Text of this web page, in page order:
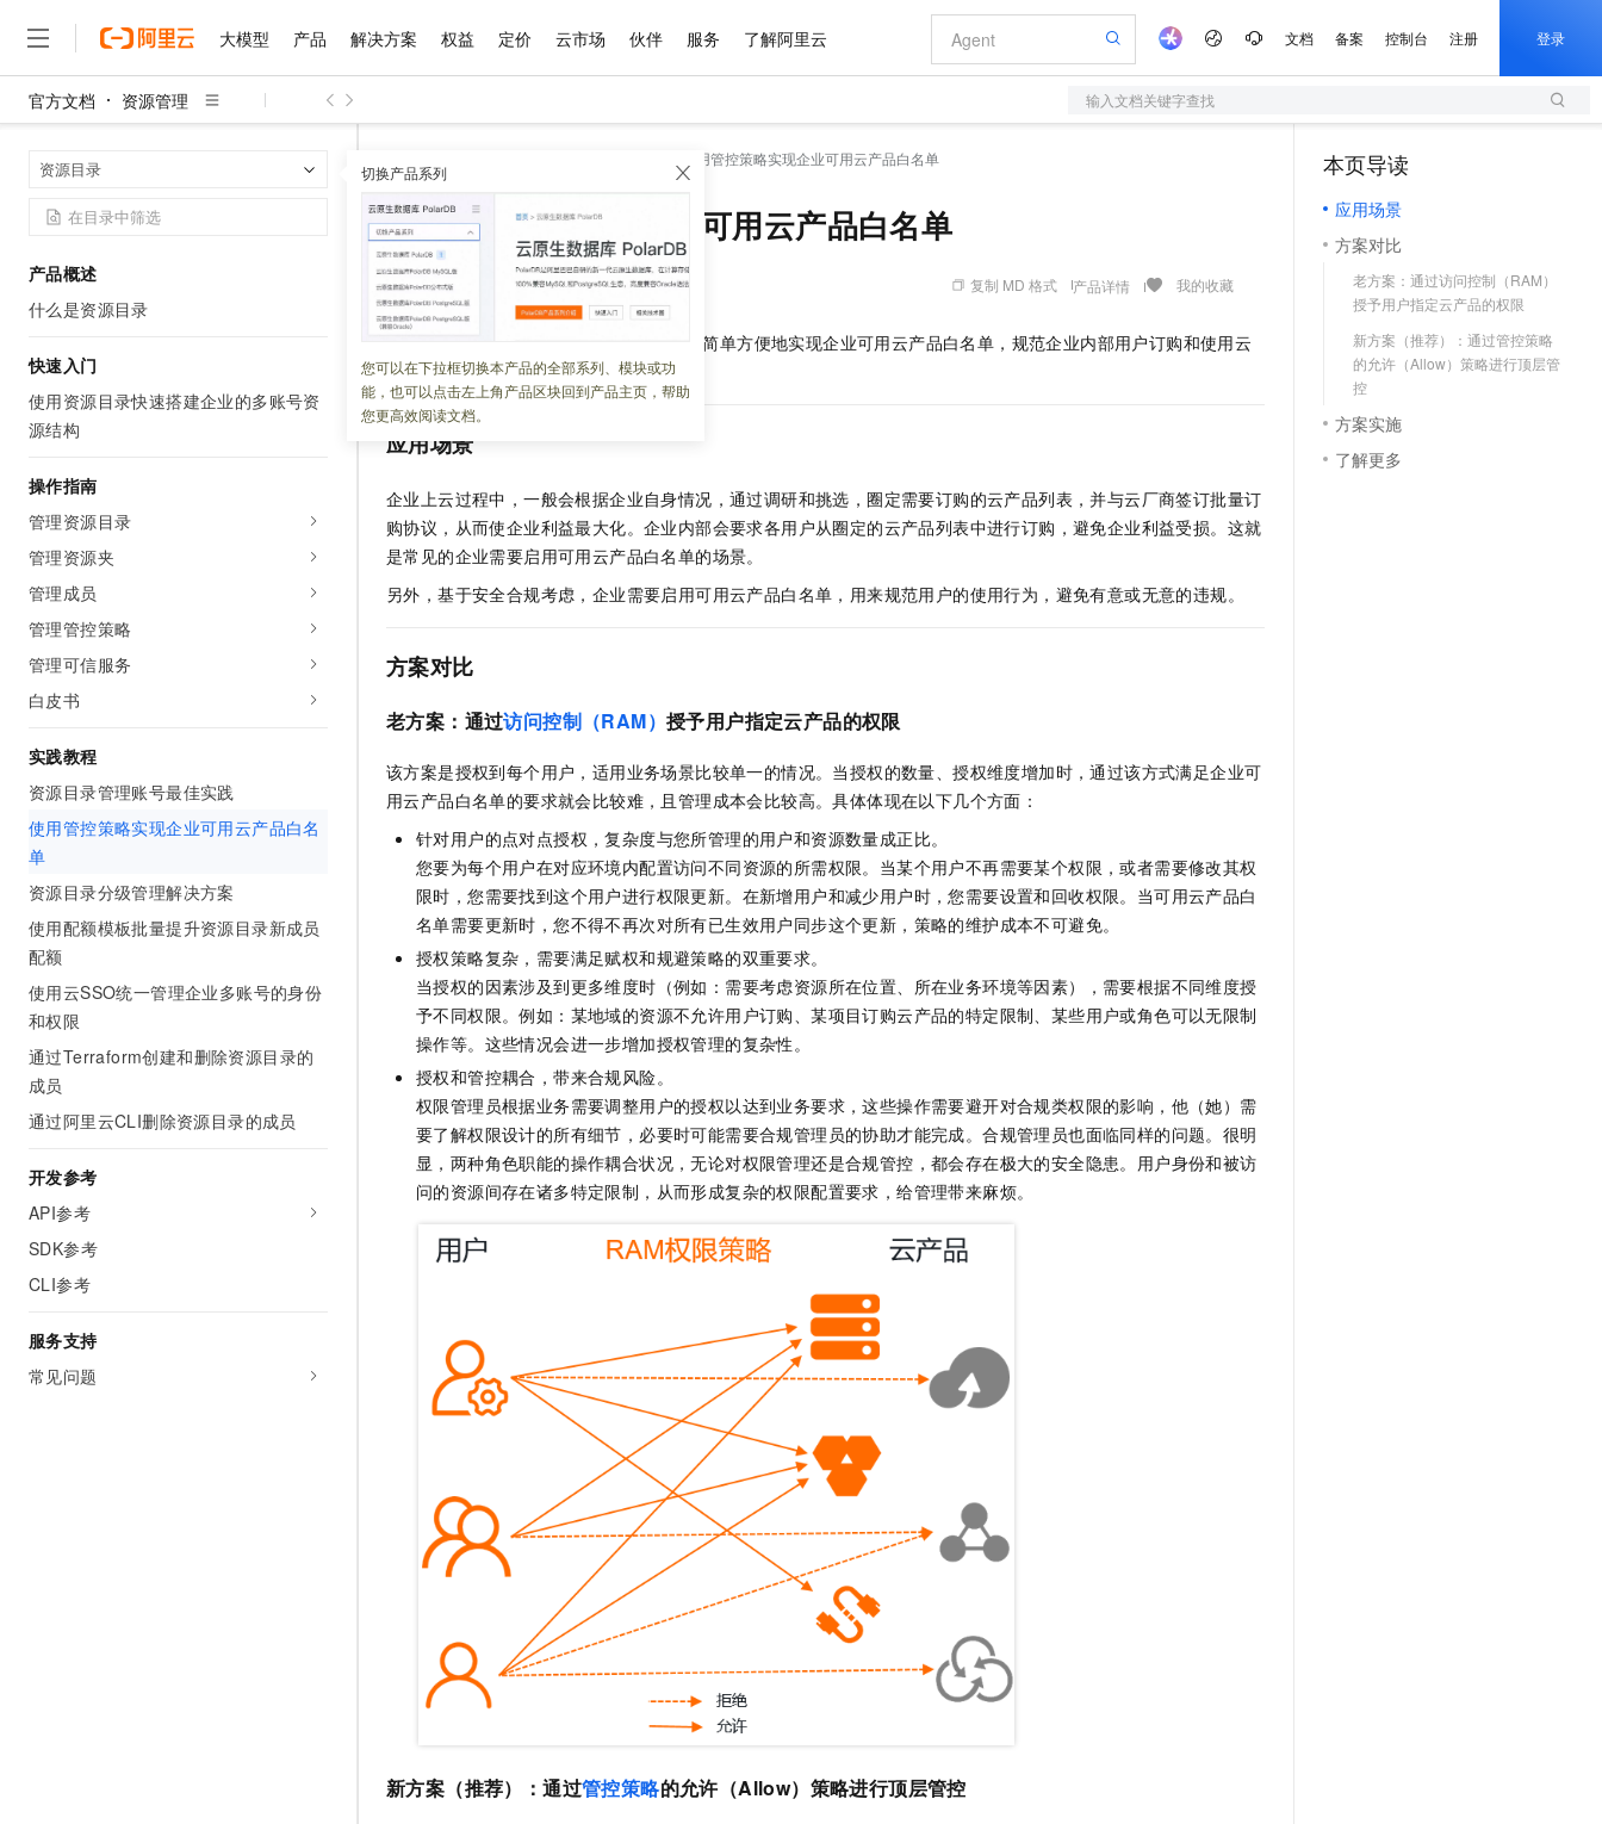
大模型 产品 解决方案 权益 定价 云市场 伙伴 服务 了解阿里云 文档 备案 控制台 注册 登录
官方文档 资源管理 输入文档关键字查找
资源目录 切换产品系列
您可以在下拉框切换本产品的全部系列、模块或功
能，也可以点击左上角产品区块回到产品主页，帮助
您更高效阅读文档。
产品概述
什么是资源目录
快速入门
使用资源目录快速搭建企业的多账号资
源结构
操作指南
管理资源目录
管理资源夹
管理成员
管理管控策略
管理可信服务
白皮书
实践教程
资源目录管理账号最佳实践
使用管控策略实现企业可用云产品白名
单
资源目录分级管理解决方案
使用配额模板批量提升资源目录新成员
配额
使用云SSO统一管理企业多账号的身份
和权限
通过Terraform创建和删除资源目录的
成员
通过阿里云CLI删除资源目录的成员
开发参考
API参考
SDK参考
CLI参考
服务支持
常见问题
使用管控策略实现企业可用云产品白名单
使用管控策略实现企业可用云产品白名单
更新时间： 2025-10-21 12:59:38 复制 MD 格式 产品详情 我的收藏
使用管控策略的允许（Allow）效果，可以简单方便地实现企业可用云产品白名单，规范企业内部用户订购和使用云
产品的行为。
应用场景
企业上云过程中，一般会根据企业自身情况，通过调研和挑选，圈定需要订购的云产品列表，并与云厂商签订批量订
购协议，从而使企业利益最大化。企业内部会要求各用户从圈定的云产品列表中进行订购，避免企业利益受损。这就
是常见的企业需要启用可用云产品白名单的场景。
另外，基于安全合规考虑，企业需要启用可用云产品白名单，用来规范用户的使用行为，避免有意或无意的违规。
方案对比
老方案：通过访问控制（RAM）授予用户指定云产品的权限
该方案是授权到每个用户，适用业务场景比较单一的情况。当授权的数量、授权维度增加时，通过该方式满足企业可
用云产品白名单的要求就会比较难，且管理成本会比较高。具体体现在以下几个方面：
针对用户的点对点授权，复杂度与您所管理的用户和资源数量成正比。
您要为每个用户在对应环境内配置访问不同资源的所需权限。当某个用户不再需要某个权限，或者需要修改其权
限时，您需要找到这个用户进行权限更新。在新增用户和减少用户时，您需要设置和回收权限。当可用云产品白
名单需要更新时，您不得不再次对所有已生效用户同步这个更新，策略的维护成本不可避免。
授权策略复杂，需要满足赋权和规避策略的双重要求。
当授权的因素涉及到更多维度时（例如：需要考虑资源所在位置、所在业务环境等因素），需要根据不同维度授
予不同权限。例如：某地域的资源不允许用户订购、某项目订购云产品的特定限制、某些用户或角色可以无限制
操作等。这些情况会进一步增加授权管理的复杂性。
授权和管控耦合，带来合规风险。
权限管理员根据业务需要调整用户的授权以达到业务要求，这些操作需要避开对合规类权限的影响，他（她）需
要了解权限设计的所有细节，必要时可能需要合规管理员的协助才能完成。合规管理员也面临同样的问题。很明
显，两种角色职能的操作耦合状况，无论对权限管理还是合规管控，都会存在极大的安全隐患。用户身份和被访
问的资源间存在诸多特定限制，从而形成复杂的权限配置要求，给管理带来麻烦。
新方案（推荐）：通过管控策略的允许（Allow）策略进行顶层管控
本页导读
应用场景
方案对比
老方案：通过访问控制（RAM）
授予用户指定云产品的权限
新方案（推荐）：通过管控策略
的允许（Allow）策略进行顶层管
控
方案实施
了解更多
大模型
大模型
文本生成
Qwen3.8-Max HOT
智能体时代全能旗舰模型
Qwen3.7-Plus
Qwen3-VL-Plus
视觉 Coding、空间感知、多模态思考等全面升级
Kimi 最新旗舰模型，长程编程与推理利器
GLM-5.2
1M上下文，专为长程任务能力而生
Wan2.7-T2V
文戏情感细腻自然，动作戏激烈拳拳到肉，实现更强表演能力
语音识别与合成
Qwen3-TTS-Flash
个人版上线、团队版降价；千问3.8-Max首发发尝鲜
千问AI平台-模型体验
在线体验全尺寸、多种模态的模型效果
Happy 系列大模型
新一代 AI 视频生成模型，深度适配广告营销等场景
丰富多元化的应用模版和解决方案
大模型服务平台百炼-智能体
灵活可视化地构建企业级 Agent
人工智能平台 PAI
AI Native 的算法工程平台，一站式完成建模、训练、推理服务部署
万有无界
云端极速 AI 应用创作平台
大模型解决方案
快速部署 Dify，高效搭建 AI 应用
依托云原生高可用架构,实现Dify私有化部署
10 分钟在聊天系统中增加一个 AI 助手
在企业官网、通讯软件中为客户提供 AI 客服
10分钟微调：让0.6B模型媲美235B模型
多种方案随心选，轻松解锁专属 DeepSeek
多模态数据信息提取
通过自然语言交互简化开发流程,全栈开发支持
产品
精选产品
人工智能与机器学习
计算
容器
网络与CDN
安全
中间件
数据库
大数据计算
媒体服务
企业服务与云通信
终端用户计算
Serverless
开发工具
迁移与运维管理
专有云
精选产品
大模型服务平台百炼
大模型服务与应用平台
千问大模型
多元化、高性能、安全可靠的大模型服务
无影云电脑
随时随地安全接入的云上超级电脑
云解析DNS
面向分析的企业级SaaS模式云数据仓库
域名与网站
提供智能易用的域名与建站服务
对象存储 OSS
人工智能平台 PAI 大模型
一站式AI开发、训练和推理服务
Qoder CN
提供一站式管理容器应用的 K8s 服务
全托管，含MySQL、PostgreSQL、SQL Server、MariaDB多引擎
Qoder
面向真实软件的智能体编程平台
云原生的云上边界网络安全防护产品
轻量应用服务器
数字证书管理服务（原SSL证书）
实现全站HTTPS，呈现可信的WEB访问
国内短信简单易用，安全可靠，秒级触达，全球覆盖200+国家和地区。
解决方案
精选解决方案
AI
互联网应用开发
大数据
安全
网络
可观测
上云与迁云
企业出海
政企业务
精选解决方案
千问办公，解锁你的工作新方式
企业级Agent产品，直接交付可用成果
Agency Agents：拥有专属领域专家
多领域专家智能体,一键组建 AI 虚拟交付团队
HappyHorse 打造一站式影视创作平台
快速拥有专属 OpenClaw
睿译宝，AI翻译排版一步到位
上传文档即自动完成翻译和格式还原
GLM-5.2：长任务时代开源旗舰模型
Hermes Agent，打造自进化智能体
自主进化，持久记忆，越用越聪明
Claude Code + GStack 打造工程团队
轻松解锁专属 DeepSeek-V4-Pro
5 分钟轻松部署专属 QwenPaw
从聊天伙伴进化为能主动干活的本地数字员工
一句话生成原生可编辑精美 PPT 文稿
输入一句话想法, 轻松生成专业的 PPT
一键部署幻兽帕鲁游戏服务器
一键购买专属联机服务器，轻松开启游戏
漫剧工坊：一站式动画创作平台
快速生产连贯的高质量长漫剧
高效部署网站，快速应用到小程序
权益 普惠上云
普惠上云 官方力荐
云服务器38元/年起，超值低价云产品抢先购
官方推荐返现计划
推荐新用户得奖励，单订单最高返9万
云工开物
高校专属算力普惠，学生认证享300元代金券
免费试用
最高领取价值200元试用点，立即开启云上创新
AI 产品 免费试用
产品新客免费试用，最长12个月
助力企业全员 AI 认知与能力提升
AI 特惠
智启 AI 普惠权益
至高享 1亿+免费 tokens，加速 Al 应用落地
阿里云 OPC 创新助力计划
至高百万元 Token 补贴，加速一人公司成长
Token Plan 模型订阅计划
Qwen3.8-Max 首发尝鲜，限时加量 10 倍，夜间低至2折
千问办公，限时限量积分加倍
送.CN域名，送备案服务码
Night Plan 支持 Qwen 3.8-Max
AI 场景体验
从图文生成到视频创作，一键激活电商全链路生产力
AI 广告创作
图文、视频一站生成，高效打造优质广告素材
AI助力短剧漫剧创作，剧本、分镜、视频高效生成
AI 活动
AI 生产力先锋
先锋实践拓展 AI 生产力的边界
飞天发布时刻
所见，即是所愿
从基础到进阶，Agent 创客手把手教你
创新加速
定价 产品定价
了解云产品的定价详情
云上成本管理
管理和优化成本
价格计算器
自助选配和估算价格
价格优势
推动算力普惠，释放技术红利
配置报价器
阿里云 OPC 创新助力计划
Token 补贴，五大权
益加速 OPC 成功
云市场 精选商城
网站建设
多端小程序
Salesforce 国际版订阅
友盟天域
观测云
Tuya 物联网平台阿里云版
蓝凌 OA
畅捷通
Tableau 订阅
生态解决方案
行业生态解决方案
开发者生态解决方案
AI 开发和 AI 应用解决方案
数据与 API
数据集
手机三要素
身份实名认证
短信
OCR 文字识别
发票查验
企业应用
ERP
财税管理
400电话
广告营销
基础软件
JAVA
Ubuntu
定制建站
模板小程序
定制小程序
APP 开发
专业服务
伙伴 成为销售伙伴
分销伙伴
咨询伙伴
销售伙伴合作计划
Salesforce On Alibaba Cloud
Consulting Partner 合作计划
AI 大模型销售与服务生态合作计划
成为产品伙伴
产品生态集成认证中心
产品生态伙伴
产品生态伙伴工作台
产品伙伴合作计划
云网络合作计划
成为服务伙伴
服务生态伙伴
服务伙伴合作计划
Al MaaS 服务伙伴赋能合作
伙伴信用分合作计划
更多支持
合作伙伴培训与认证
查询合作伙伴
登录合作伙伴管理后台
服务 售前咨询
在线服务
售后服务
自助服务
工单服务
短信专区
企业增值服务
企业支持计划
专家技术服务
企业增值服务台
企业成长
服务实践
阿里云认证
信息公告
开发者社区
我要反馈
我要建议
了解阿里云 为什么选择阿里云
什么是云计算
技术领先
稳定可靠
安全合规
分析师报告
研究报告与白皮书
AI 算法大赛
云开发大赛
入门学习赛
最佳实践
云上春晚
云上奥运之旅
云栖战略参考
云上的中国
看见新力量
金融模力时刻
市场活动
高校合作
科研合作
加入我们